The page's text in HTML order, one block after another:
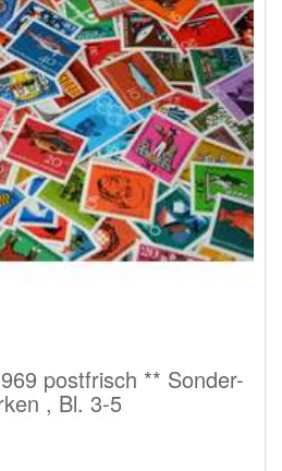
postfrisch ** Sonder-
, Bl. 3-5